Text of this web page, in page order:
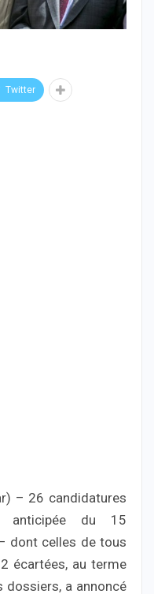
Twitter
– 26 candidatures
anticipée du 15
dont celles de tous
écartées, au terme
dossiers, a annoncé